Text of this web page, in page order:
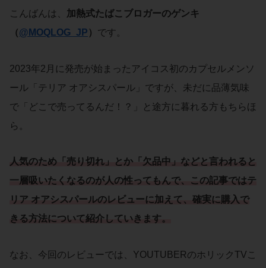
こんばんは、 加熱式たばこブロガーのゲンキ
（@MOQLOG_JP ） です。
2023年2月に発売が始まったアイコス初のカプセルメンソ
ール「テリア オアシスパール」ですが、未だに品薄気味
で「どこで売ってるんだ！？」と途方に暮れる方もちらほ
ら。
人気のため「売り切れ」とか「欠品中」などと言われると
一層吸いたくなるのが人の性ってもんで、この記事ではテ
リア オアシスパールのレビューに加えて、確実に購入で
きる方法について紹介していきます。
なお、今回のレビューでは、YOUTUBERのホリックTVこ